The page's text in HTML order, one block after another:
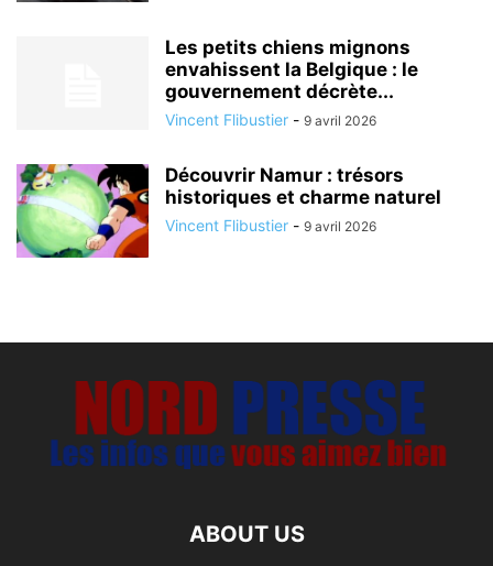
Les petits chiens mignons
envahissent la Belgique : le
gouvernement décrète...
Vincent Flibustier - 9 avril 2026
Découvrir Namur : trésors
historiques et charme naturel
Vincent Flibustier - 9 avril 2026
ABOUT US